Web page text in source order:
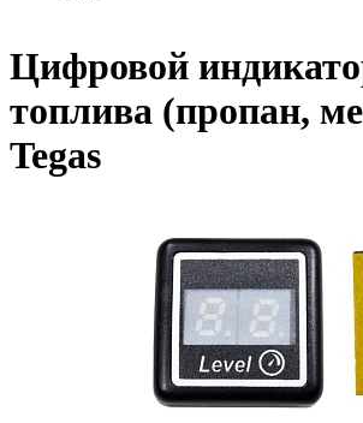
Цифровой
топлива (пропан,
Tegas